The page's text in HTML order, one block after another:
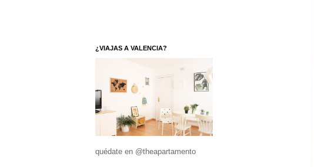
¿VIAJAS A VALENCIA?
quédate en @theapartamento